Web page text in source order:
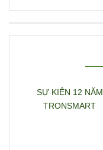
SỰ KIỆN 12 NĂM
TRONSMART